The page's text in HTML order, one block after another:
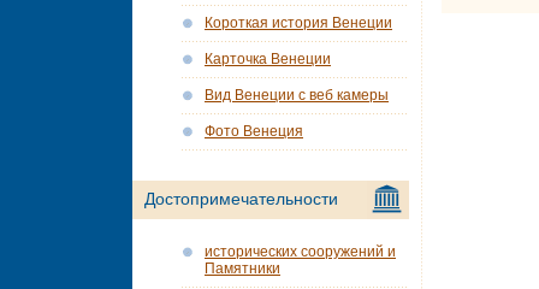
Короткая история Венеции
Карточка Венеции
Вид Венеции с веб камеры
Фото Венеция
Достопримечательности
исторических сооружений и
Памятники